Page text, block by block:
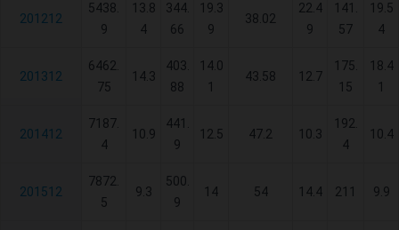
201212
5438.
9
13.8
4
344.
66
19.3
9
38.02
22.4
9
141.
57
19.5
4
201312
6462.
75
14.3
403.
88
14.0
1
43.58 12.7
175.
15
18.4
1
201412
7187.
4
10.9
441.
9
12.5 47.2 10.3
192.
4
10.4
201512
7872.
5
9.3
500.
9
14 54 14.4 211 9.9